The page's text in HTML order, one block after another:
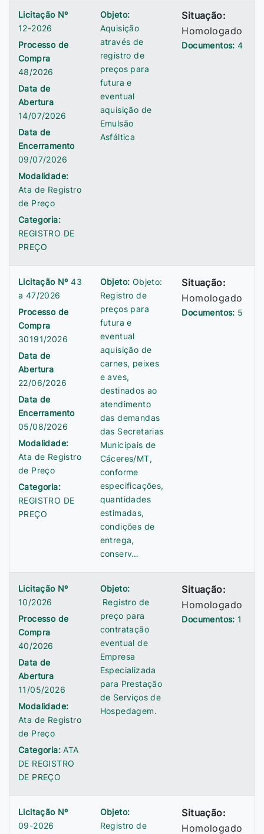
Licitação Nº
12-2026
Processo de
Compra
48/2026
Data de
Abertura
14/07/2026
Data de
Encerramento
09/07/2026
Modalidade:
Ata de Registro
de Preço
Categoria:
REGISTRO DE
PREÇO
Objeto:
Aquisição
através de
registro de
preços para
futura e
eventual
aquisição de
Emulsão
Asfáltica
Situação:
Homologado
Documentos:4
Licitação Nº43
a 47/2026
Processo de
Compra
30191/2026
Data de
Abertura
22/06/2026
Data de
Encerramento
05/08/2026
Modalidade:
Ata de Registro
de Preço
Categoria:
REGISTRO DE
PREÇO
Objeto: Objeto:
Registro de
preços para
futura e
eventual
aquisição de
carnes, peixes
e aves,
destinados ao
atendimento
das demandas
das Secretarias
Municipais de
Cáceres/MT,
conforme
especificações,
quantidades
estimadas,
condições de
entrega,
conserv…
Situação:
Homologado
Documentos: 5
Licitação Nº
10/2026
Processo de
Compra
40/2026
Data de
Abertura
11/05/2026
Modalidade:
Ata de Registro
de Preço
Categoria:ATA
DE REGISTRO
DE PREÇO
Objeto:
Registro de
preço para
contratação
eventual de
Empresa
Especializada
para Prestação
de Serviços de
Hospedagem.
Situação:
Homologado
Documentos: 1
Licitação Nº
09-2026
Objeto:
Registro de
Situação:
Homologado